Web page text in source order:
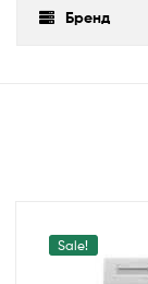
Бренд
Sale!